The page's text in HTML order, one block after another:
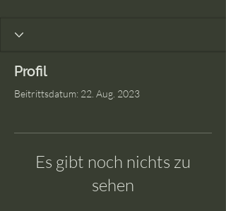
Profil
Beitrittsdatum: 22. Aug. 2023
Es gibt noch nichts zu
sehen